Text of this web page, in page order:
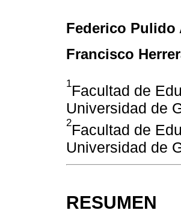
Federico Pulido
Francisco
1Facultad de
Universidad de
2Facultad de
Universidad de
RESUMEN